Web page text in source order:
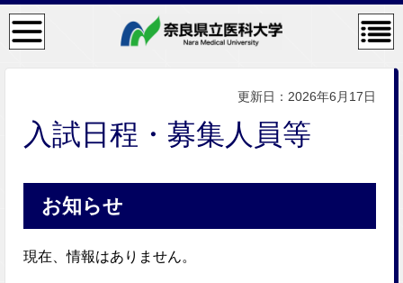
検
索・
メニ
コン
テン
ニュ
ー
更新日：2026年6月17日
入試日程・募集人員等
お知らせ
現在、情報はありません。